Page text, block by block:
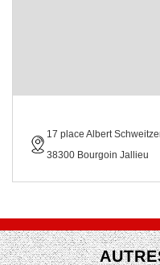
17 place Albert
38300 Bourgoin Jallieu